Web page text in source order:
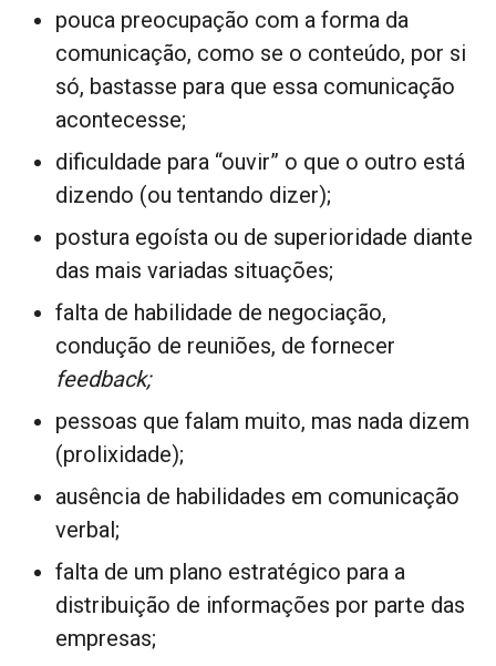
pouca preocupação com a forma da
comunicação, como se o conteúdo, por si
só, bastasse para que essa comunicação
acontecesse;
dificuldade para “ouvir” o que o outro está
dizendo (ou tentando dizer);
postura egoísta ou de superioridade diante
das mais variadas situações;
falta de habilidade de negociação,
condução de reuniões, de fornecer
feedback;
pessoas que falam muito, mas nada dizem
(prolixidade);
ausência de habilidades em comunicação
verbal;
falta de um plano estratégico para a
distribuição de informações por parte das
empresas;